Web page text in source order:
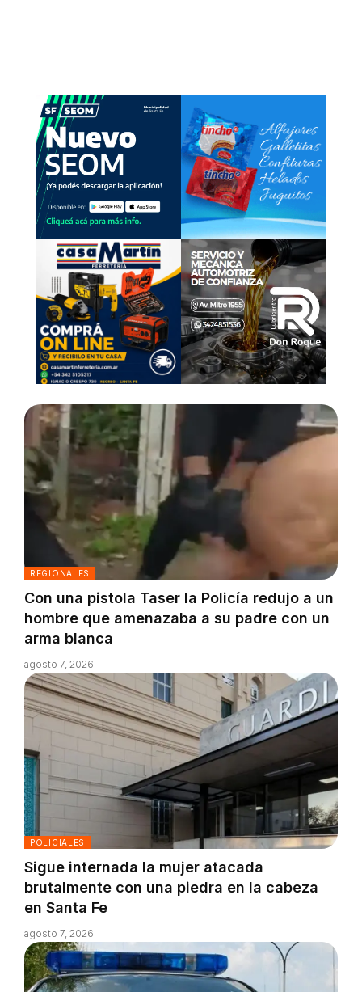
REGIONALES
Con una pistola Taser la Policía redujo a un
hombre que amenazaba a su padre con un
arma blanca
agosto 7, 2026
POLICIALES
Sigue internada la mujer atacada
brutalmente con una piedra en la cabeza
en Santa Fe
agosto 7, 2026